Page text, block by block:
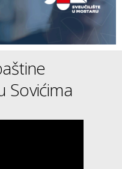
Sovićima